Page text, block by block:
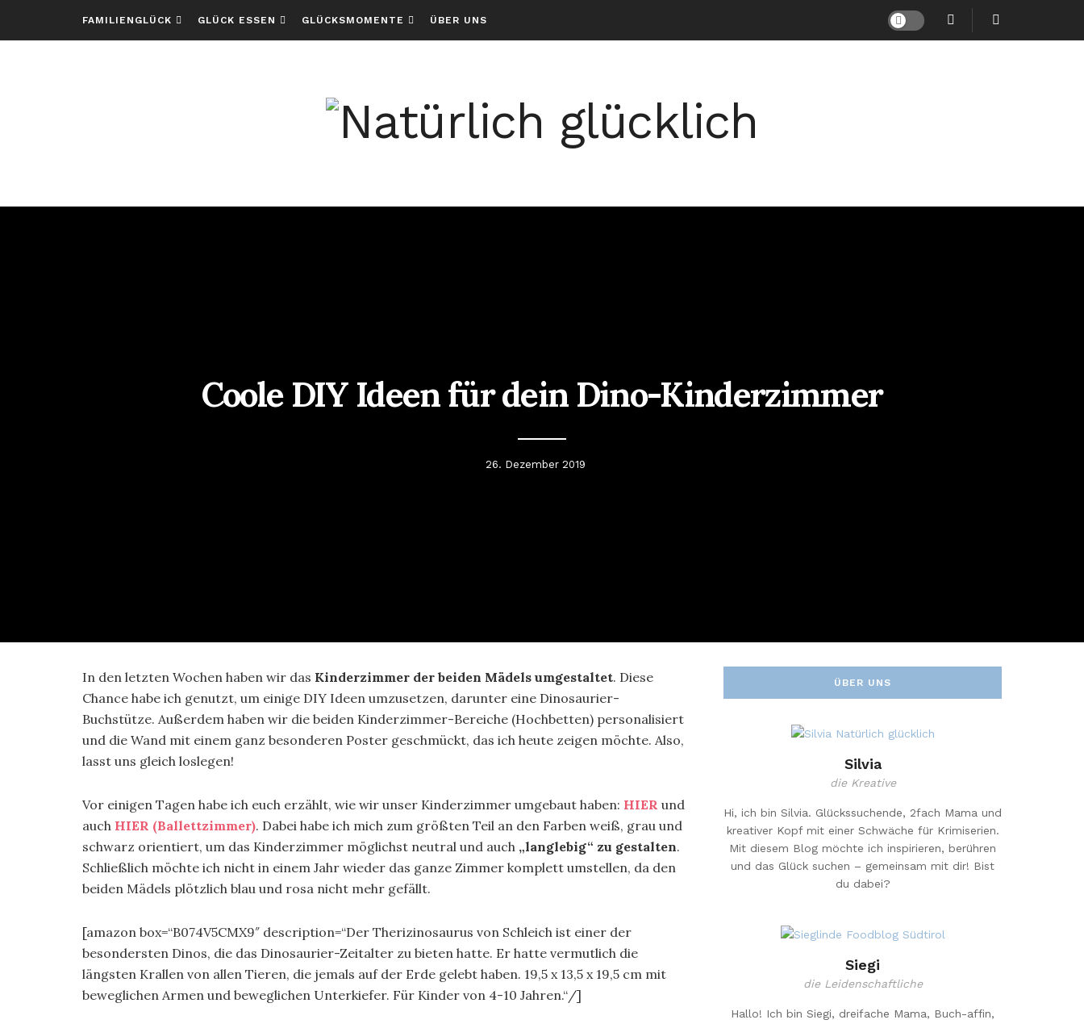
FAMILIENGLÜCK GLÜCK ESSEN GLÜCKSMOMENTE ÜBER UNS
Coole DIY Ideen für dein Dino-Kinderzimmer
26. Dezember 2019
In den letzten Wochen haben wir das Kinderzimmer der beiden Mädels umgestaltet. Diese
Chance habe ich genutzt, um einige DIY Ideen umzusetzen, darunter eine Dinosaurier-
Buchstütze. Außerdem haben wir die beiden Kinderzimmer-Bereiche (Hochbetten) personalisiert
und die Wand mit einem ganz besonderen Poster geschmückt, das ich heute zeigen möchte. Also,
lasst uns gleich loslegen!
Vor einigen Tagen habe ich euch erzählt, wie wir unser Kinderzimmer umgebaut haben: HIER und
auch HIER (Ballettzimmer). Dabei habe ich mich zum größten Teil an den Farben weiß, grau und
schwarz orientiert, um das Kinderzimmer möglichst neutral und auch „langlebig“ zu gestalten.
Schließlich möchte ich nicht in einem Jahr wieder das ganze Zimmer komplett umstellen, da den
beiden Mädels plötzlich blau und rosa nicht mehr gefällt.
[amazon box=“B074V5CMX9″ description=“Der Therizinosaurus von Schleich ist einer der
besondersten Dinos, die das Dinosaurier-Zeitalter zu bieten hatte. Er hatte vermutlich die
längsten Krallen von allen Tieren, die jemals auf der Erde gelebt haben. 19,5 x 13,5 x 19,5 cm mit
beweglichen Armen und beweglichen Unterkiefer. Für Kinder von 4-10 Jahren.“/]
ÜBER UNS
Silvia
die Kreative
Hi, ich bin Silvia. Glückssuchende, 2fach Mama und
kreativer Kopf mit einer Schwäche für Krimiserien.
Mit diesem Blog möchte ich inspirieren, berühren
und das Glück suchen – gemeinsam mit dir! Bist
du dabei?
Siegi
die Leidenschaftliche
Hallo! Ich bin Siegi, dreifache Mama, Buch-affin,